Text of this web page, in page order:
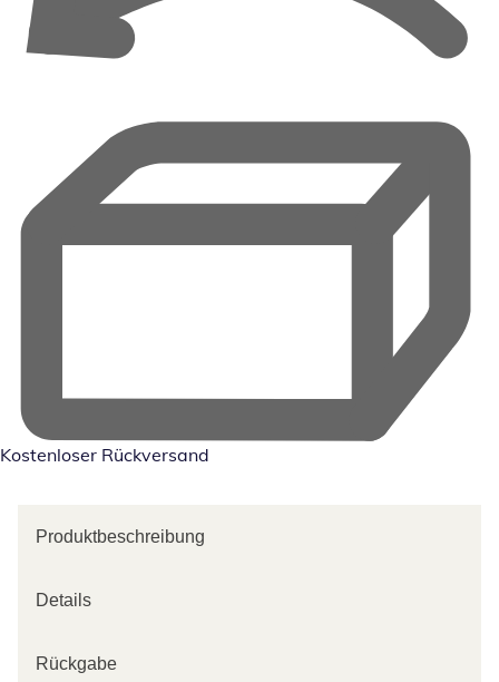
Kostenloser Rückversand
Produktbeschreibung
Details
Rückgabe